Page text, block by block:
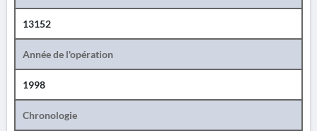
13152
Année de l'opération
1998
Chronologie